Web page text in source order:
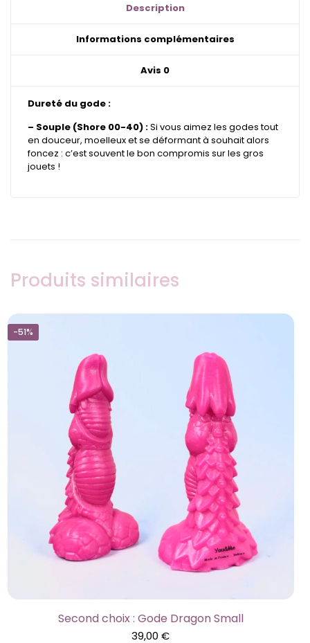
Description
Informations complémentaires
Avis 0
Dureté du gode :
– Souple (Shore 00-40) :Si vous aimez les godes tout
en douceur, moelleux et se déformant à souhait alors
foncez : c’est souvent le bon compromis sur les gros
jouets !
Produits similaires
-51%
Second choix : Gode Dragon Small
39,00€